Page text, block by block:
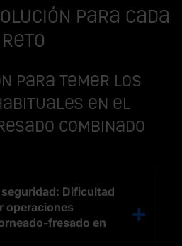
para cada
reto
para temer los
en el
combinado
seguridad: Dificultad
operaciones
fresado en